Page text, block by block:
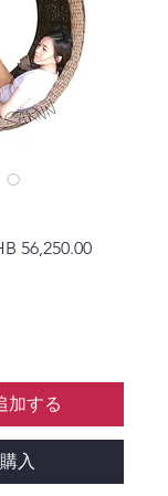
価格
56,250.00セール価格
加する
入